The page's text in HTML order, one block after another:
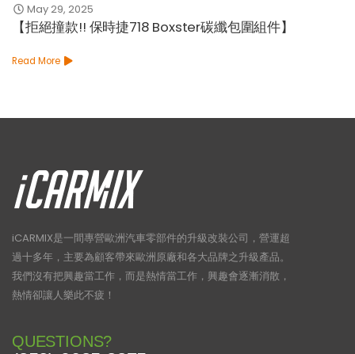
May 29, 2025
【拒絕撞款!! 保時捷718 Boxster碳纖包圍組件】
Read More
iCARMIX是一間專營歐洲汽車零部件的升級改裝公司，營運超
過十多年，主要為顧客帶來歐洲原廠和各大品牌之升級產品。
我們沒有把興趣當工作，而是熱情當工作，興趣會逐漸消散，
熱情卻讓人樂此不疲！
QUESTIONS?